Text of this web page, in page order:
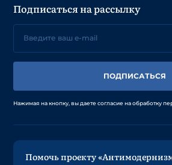
Подписаться на рассылку
ПОДПИСАТЬСЯ
Нажимая на кнопку, вы даете согласие на обработку
Помочь проекту